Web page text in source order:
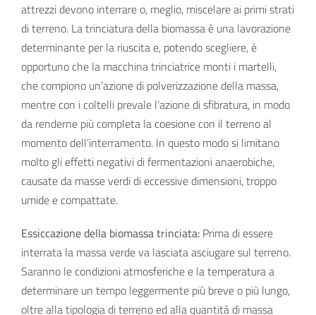
attrezzi devono interrare o, meglio, miscelare ai primi strati
di terreno. La trinciatura della biomassa è una lavorazione
determinante per la riuscita e, potendo scegliere, è
opportuno che la macchina trinciatrice monti i martelli,
che compiono un’azione di polverizzazione della massa,
mentre con i coltelli prevale l’azione di sfibratura, in modo
da renderne più completa la coesione con il terreno al
momento dell’interramento. In questo modo si limitano
molto gli effetti negativi di fermentazioni anaerobiche,
causate da masse verdi di eccessive dimensioni, troppo
umide e compattate.
Essiccazione della biomassa trinciata: Prima di essere
interrata la massa verde va lasciata asciugare sul terreno.
Saranno le condizioni atmosferiche e la temperatura a
determinare un tempo leggermente più breve o più lungo,
oltre alla tipologia di terreno ed alla quantità di massa